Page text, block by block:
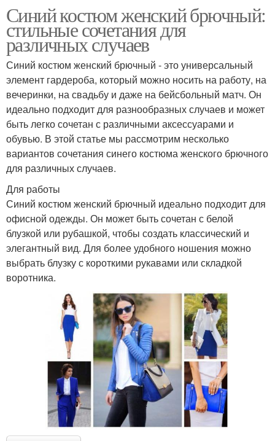
Синий костюм женский брючный:
стильные сочетания для
различных случаев
Синий костюм женский брючный - это универсальный
элемент гардероба, который можно носить на работу, на
вечеринки, на свадьбу и даже на бейсбольный матч. Он
идеально подходит для разнообразных случаев и может
быть легко сочетан с различными аксессуарами и
обувью. В этой статье мы рассмотрим несколько
вариантов сочетания синего костюма женского брючного
для различных случаев.
Для работы
Синий костюм женский брючный идеально подходит для
офисной одежды. Он может быть сочетан с белой
блузкой или рубашкой, чтобы создать классический и
элегантный вид. Для более удобного ношения можно
выбрать блузку с короткими рукавами или складкой
воротника.